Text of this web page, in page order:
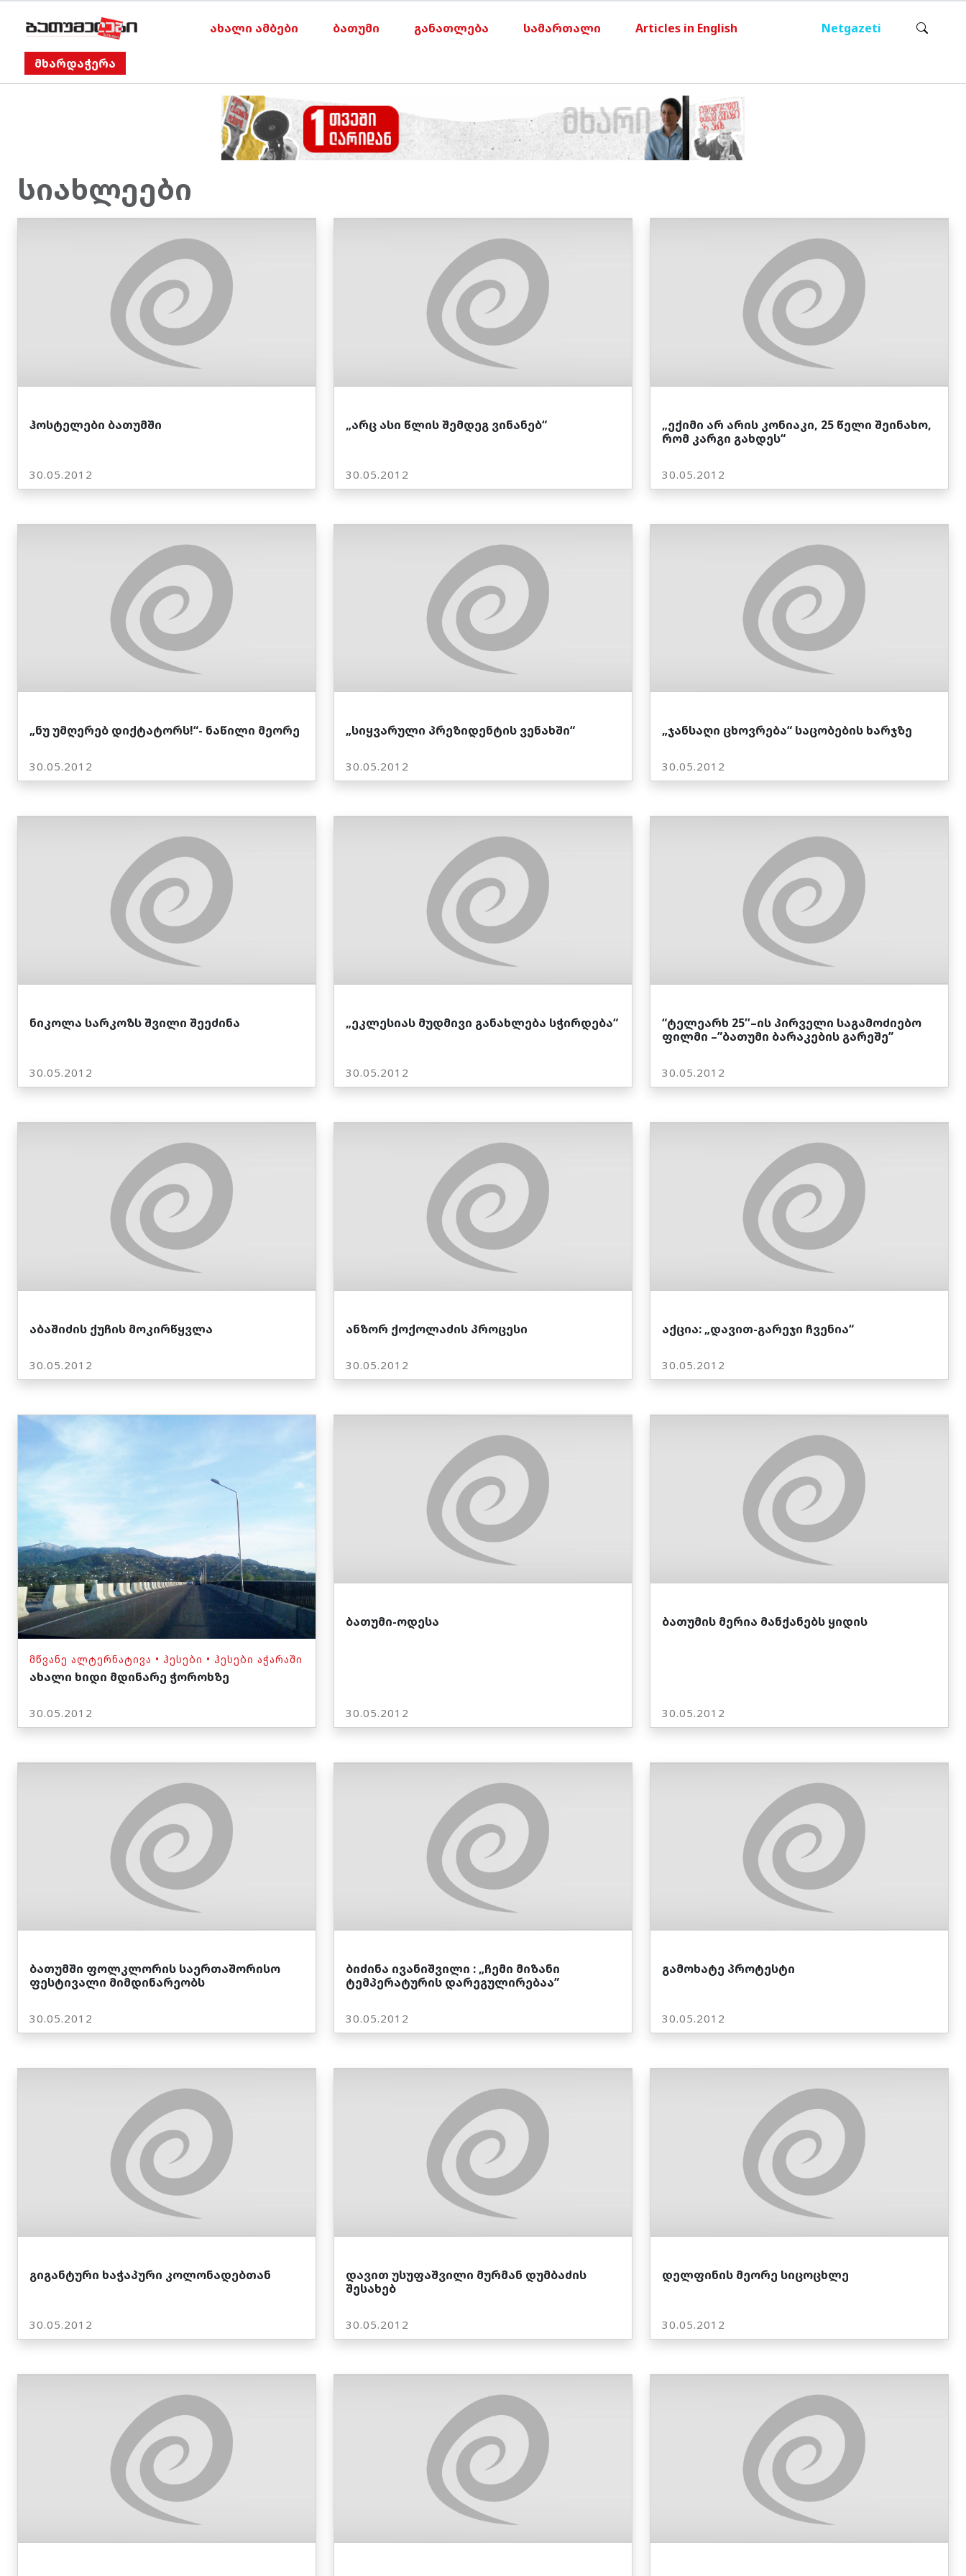
ახალი ამბები ბათუმი განათლება სამართალი Articles in English Netgazeti
მხარდაჭერა
სიახლეები
ჰოსტელები ბათუმში
30.05.2012
„არც ასი წლის შემდეგ ვინანებ“
30.05.2012
„ექიმი არ არის კონიაკი, 25 წელი შეინახო,
რომ კარგი გახდეს“
30.05.2012
„ნუ უმღერებ დიქტატორს!“- ნაწილი მეორე
30.05.2012
„სიყვარული პრეზიდენტის ვენახში“
30.05.2012
„ჯანსაღი ცხოვრება“ საცობების ხარჯზე
30.05.2012
ნიკოლა სარკოზს შვილი შეეძინა
30.05.2012
„ეკლესიას მუდმივი განახლება სჭირდება“
30.05.2012
“ტელეარხ 25″–ის პირველი საგამოძიებო
ფილმი –”ბათუმი ბარაკების გარეშე”
30.05.2012
აბაშიძის ქუჩის მოკირწყვლა
30.05.2012
ანზორ ქოქოლაძის პროცესი
30.05.2012
აქცია: „დავით-გარეჯი ჩვენია“
30.05.2012
ᲛᲬᲕᲐᲜᲔ ᲐᲚᲢᲔᲠᲜᲐᲢᲘᲕᲐ • ᲰᲔᲡᲔᲑᲘ • ᲰᲔᲡᲔᲑᲘ ᲐᲭᲐᲠᲐᲨᲘ
ახალი ხიდი მდინარე ჭოროხზე
30.05.2012
ბათუმი-ოდესა
30.05.2012
ბათუმის მერია მანქანებს ყიდის
30.05.2012
ბათუმში ფოლკლორის საერთაშორისო
ფესტივალი მიმდინარეობს
30.05.2012
ბიძინა ივანიშვილი : „ჩემი მიზანი
ტემპერატურის დარეგულირებაა”
30.05.2012
გამოხატე პროტესტი
30.05.2012
გიგანტური ხაჭაპური კოლონადებთან
30.05.2012
დავით უსუფაშვილი მურმან დუმბაძის
შესახებ
30.05.2012
დელფინის მეორე სიცოცხლე
30.05.2012